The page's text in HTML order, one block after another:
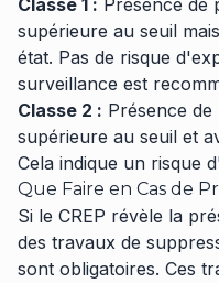
Classe 1 : Présence de
supérieure au seuil
état. Pas de risque
surveillance est
Classe 2 : Présence
supérieure au seuil et
Cela indique un risque
Que Faire en Cas de
Si le CREP révèle la
des travaux de
sont obligatoires. Ces